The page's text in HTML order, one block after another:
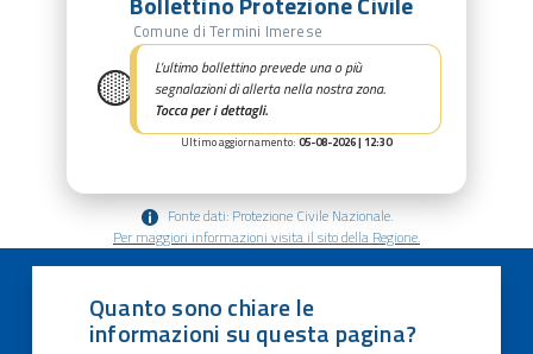
🟡
Comune di Termini Imerese
L’ultimo bollettino prevede una o più
segnalazioni di allerta nella nostra zona.
Tocca per i dettagli.
Ultimo aggiornamento: 05-08-2026 | 12:30
Fonte dati: Protezione Civile Nazionale.
Per maggiori informazioni visita il sito della Regione.
Quanto sono chiare le
informazioni su questa pagina?